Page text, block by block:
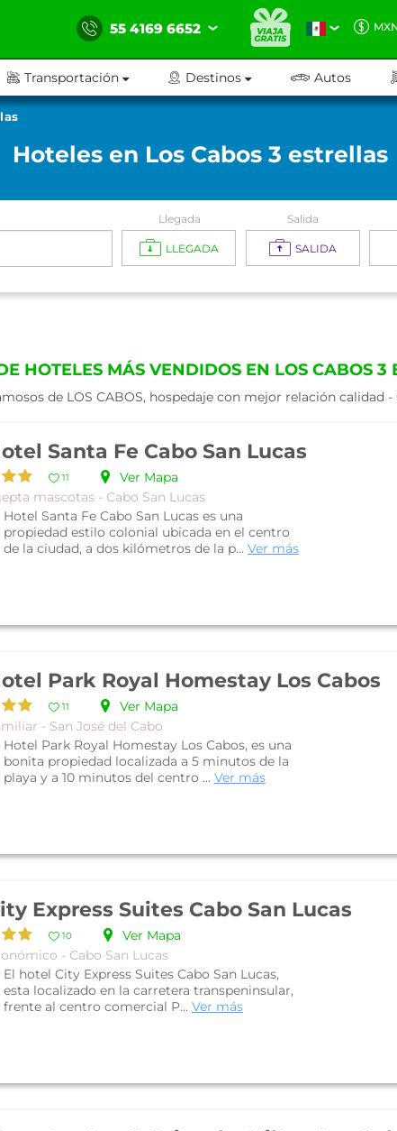
55 4169 6652
Transportación Destinos Autos
Hoteles en Los Cabos 3 estrellas
Llegada
LLEGADA
Salida
SALIDA
HOTELES MÁS VENDIDOS EN LOS CABOS 3
de LOS CABOS, hospedaje con mejor relación calidad
Santa Fe Cabo San Lucas
11
Ver Mapa
mascotas - Cabo San Lucas
Hotel Santa Fe Cabo San Lucas es una
propiedad estilo colonial ubicada en el centro
de la ciudad, a dos kilómetros de la p... Ver más
Park Royal Homestay Los Cabos
11
Ver Mapa
- San José del Cabo
Hotel Park Royal Homestay Los Cabos, es una
bonita propiedad localizada a 5 minutos de la
playa y a 10 minutos del centro ... Ver más
Express Suites Cabo San Lucas
10
Ver Mapa
- Cabo San Lucas
El hotel City Express Suites Cabo San Lucas,
esta localizado en la carretera transpeninsular,
frente al centro comercial P... Ver más